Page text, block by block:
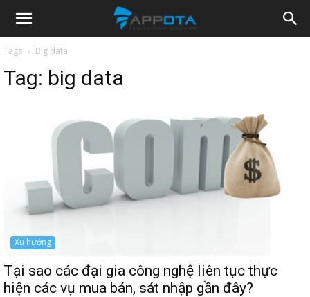
Appota
News
Tags Big data
Tag: big data
Xu hướng
Tại sao các đại gia công nghệ liên tục thực
hiện các vụ mua bán, sát nhập gần đây?